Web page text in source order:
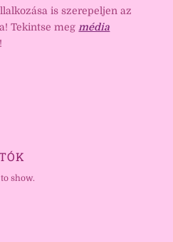
is szerepeljen az
Tekintse meg média
show.